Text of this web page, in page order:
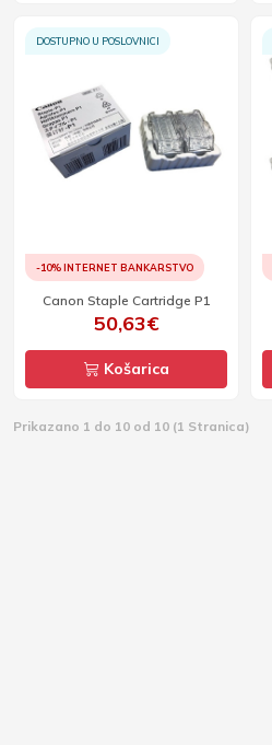
DOSTUPNO U POSLOVNICI
-10% INTERNET BANKARSTVO
Canon Staple Cartridge P1
50,63€
Košarica
Prikazano 1 do 10 od 10 (1 Stranica)